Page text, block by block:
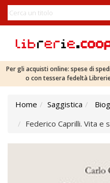
Per gli acquisti online: spese di
o con tessera fedeltà
Home Saggistica
Federico Caprilli. Vita e